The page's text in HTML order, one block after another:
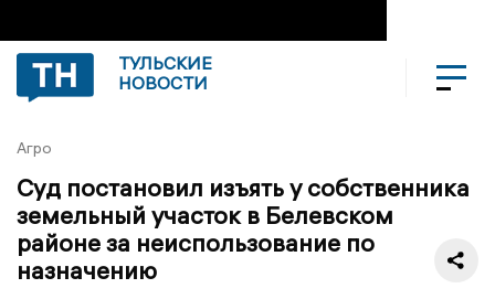
ТУЛЬСКИЕ
НОВОСТИ
Агро
Суд постановил изъять у собственника
земельный участок в Белевском
районе за неиспользование по
назначению